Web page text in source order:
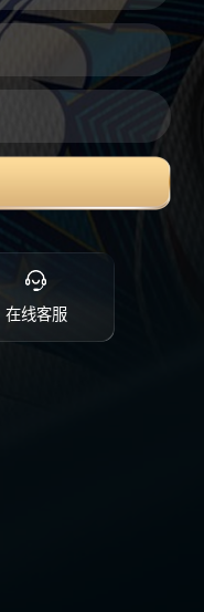
在线客服